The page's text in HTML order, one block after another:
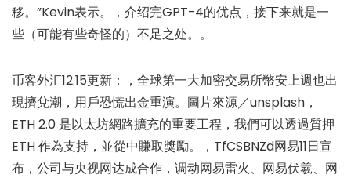
移。”Kevin表示。，介绍完GPT-4的优点，接下来就是一
些（可能有些奇怪的）不足之处。。
币客外汇12.15更新：，全球第一大加密交易所幣安上週也出
現擠兌潮，用戶恐慌出金重演。圖片來源／unsplash，
ETH 2.0 是以太坊網路擴充的重要工程，我們可以透過質押
ETH 作為支持，並從中賺取獎勵。，TfCSBNZd网易11日宣
布，公司与央视网达成合作，调动网易雷火、网易伏羲、网